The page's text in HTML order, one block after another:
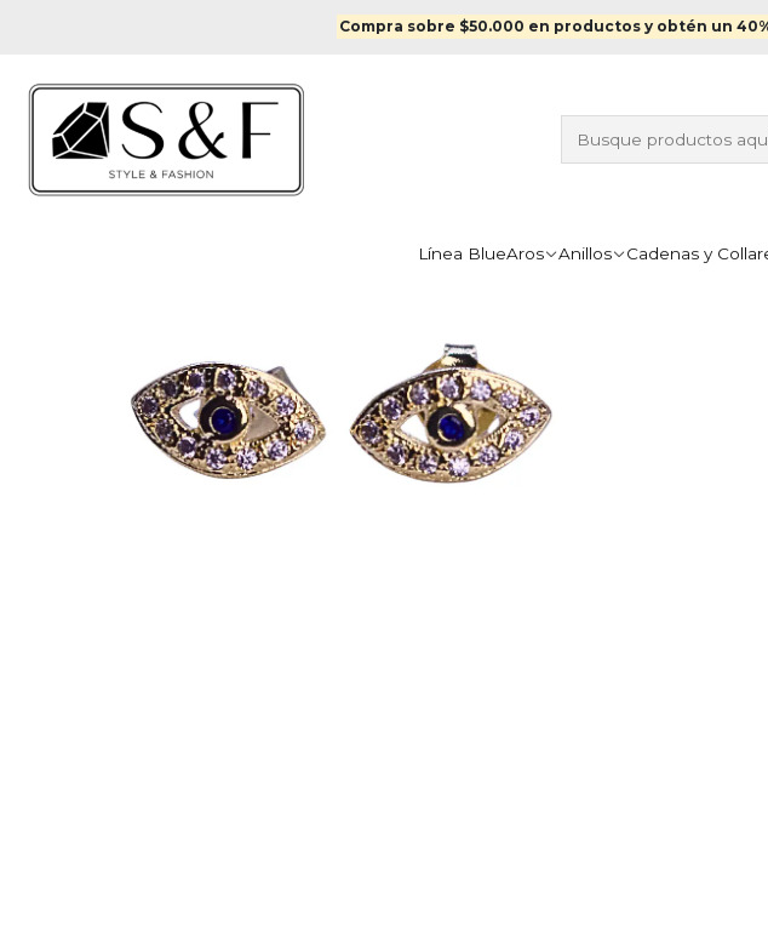
Línea BlueAros Anillos Cadenas y
Compra sobre $50.000 en productos y obtén un
Inicio Aros Aros Enchapados